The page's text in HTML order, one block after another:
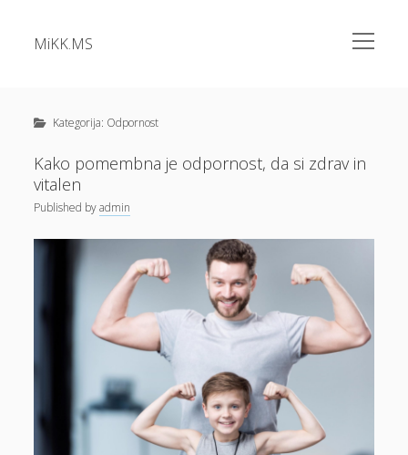
MiKK.MS
open
menu
Alu okna
Apartma Bovec
Bazeni Intex
Casino
Cene elektrike
Cvetlična korita
Dermatolog samoplačniško
Dokolenke
Kategorija: Odpornost
Kako pomembna je odpornost, da si zdrav in
vitalen
Published byadmin